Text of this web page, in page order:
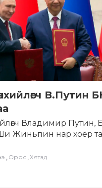
В.Путин
Владимир Путин,
Жиньпин нар хоёр
, Орос , Хятад